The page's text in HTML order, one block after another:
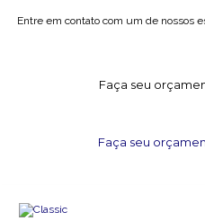
Entre em contato com um de nossos
Faça seu
Faça seu